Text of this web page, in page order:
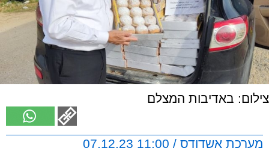
צילום: באדיבות המצלם
מערכת אשדודס / 11:00 07.12.23